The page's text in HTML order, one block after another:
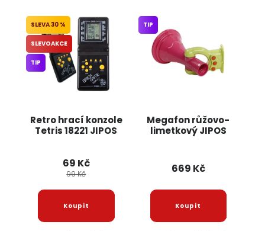
Retro hrací konzole
Tetris 18221 JIPOS
30 %
SLEVOAKCE
TIP
69 Kč
99 Kč
Megafon růžovo-
limetkový JIPOS
TIP
669 Kč